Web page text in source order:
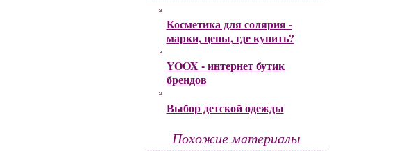
Косметика для солярия -
марки, цены, где купить?
YOOX - интернет бутик
брендов
Выбор детской одежды
Похожие материалы